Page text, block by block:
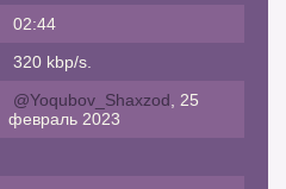
02:44
320 kbp/s.
@Yoqubov_Shaxzod , 25
февраль 2023